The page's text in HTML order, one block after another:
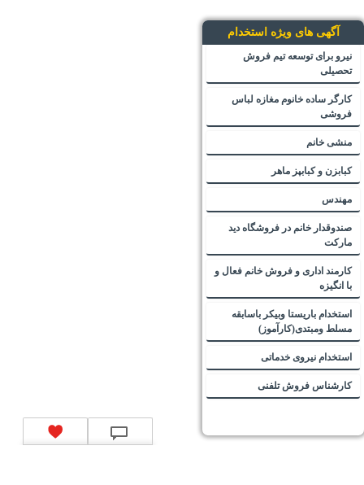
آگهی های ویژه استخدام
نیرو برای توسعه تیم فروش
تحصیلی
کارگر ساده خانوم مغازه لباس
فروشی
منشی خانم
کبابزن و کبابپز ماهر
مهندس
صندوقدار خانم در فروشگاه دید
مارکت
کارمند اداری و فروش خانم فعال و
با انگیزه
استخدام باریستا وبیکر باسابقه
مسلط ومبتدی(کارآموز)
استخدام نیروی خدماتی
کارشناس فروش تلفنی